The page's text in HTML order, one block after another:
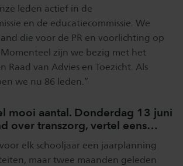
leden actief in de
en de educatiecommissie. We
die voor de PR en voorlichting op
Momenteel zijn we bezig met het
Raad van Advies en Toezicht. Als
we nu 86 leden.”
mooi aantal. Donderdag 13 juni
over transzorg, vertel eens…
elk schooljaar een jaarplanning
maar twee maanden geleden